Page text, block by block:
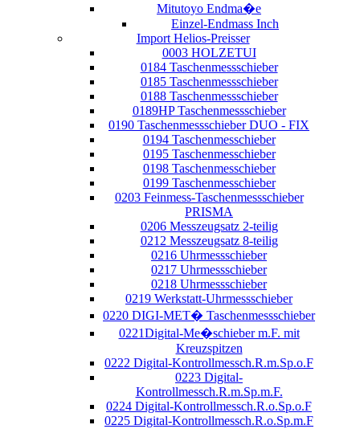
Mitutoyo Endma�e
Einzel-Endmass Inch
Import Helios-Preisser
0003 HOLZETUI
0184 Taschenmessschieber
0185 Taschenmessschieber
0188 Taschenmessschieber
0189HP Taschenmessschieber
0190 Taschenmessschieber DUO - FIX
0194 Taschenmesschieber
0195 Taschenmesschieber
0198 Taschenmesschieber
0199 Taschenmesschieber
0203 Feinmess-Taschenmessschieber
PRISMA
0206 Messzeugsatz 2-teilig
0212 Messzeugsatz 8-teilig
0216 Uhrmessschieber
0217 Uhrmessschieber
0218 Uhrmessschieber
0219 Werkstatt-Uhrmessschieber
0220 DIGI-MET� Taschenmessschieber
0221Digital-Me�schieber m.F. mit
Kreuzspitzen
0222 Digital-Kontrollmessch.R.m.Sp.o.F
0223 Digital-
Kontrollmessch.R.m.Sp.m.F.
0224 Digital-Kontrollmessch.R.o.Sp.o.F
0225 Digital-Kontrollmessch.R.o.Sp.m.F